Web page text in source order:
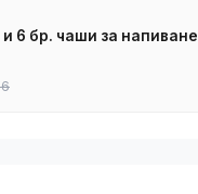
и 6 бр. чаши за напиване